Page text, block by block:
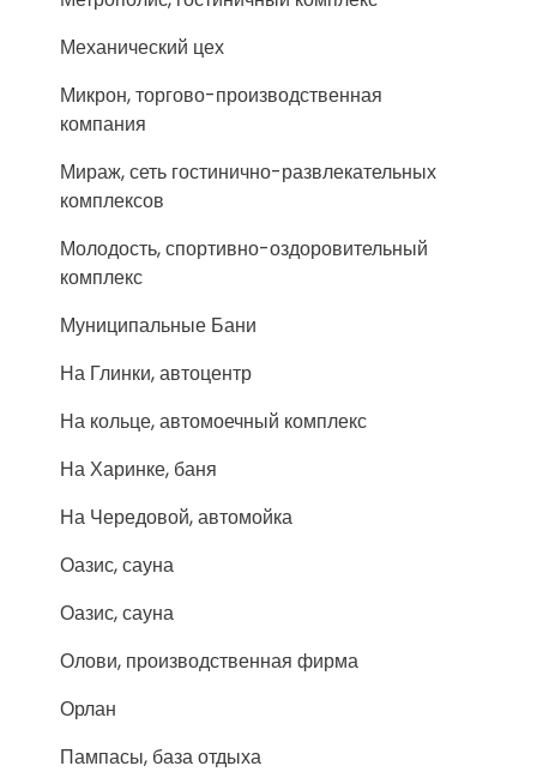
Механический цех
Микрон, торгово-производственная
компания
Мираж, сеть гостинично-развлекательных
комплексов
Молодость, спортивно-оздоровительный
комплекс
Муниципальные Бани
На Глинки, автоцентр
На кольце, автомоечный комплекс
На Харинке, баня
На Чередовой, автомойка
Оазис, сауна
Оазис, сауна
Олови, производственная фирма
Орлан
Пампасы, база отдыха